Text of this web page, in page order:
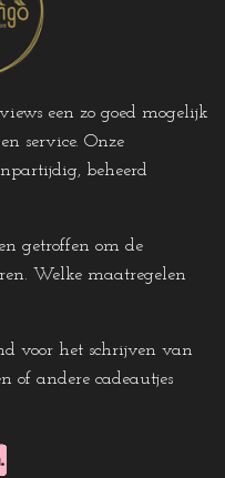
een zo goed mogelijk
service. Onze
beheerd
getroffen om de
Welke maatregelen
voor het schrijven van
of andere cadeautjes